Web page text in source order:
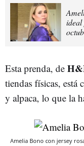
ideal
Esta prenda, de
tiendas físicas, está
y alpaca, lo que la
Amelia Bono con jersey